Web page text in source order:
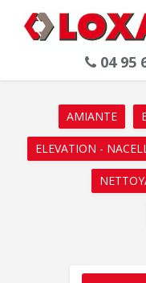
04 95
AMIANTE
ELEVATION -